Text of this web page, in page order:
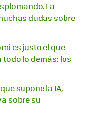
La
dudas sobre
es justo el que
lo demás: los
supone la IA,
sobre su